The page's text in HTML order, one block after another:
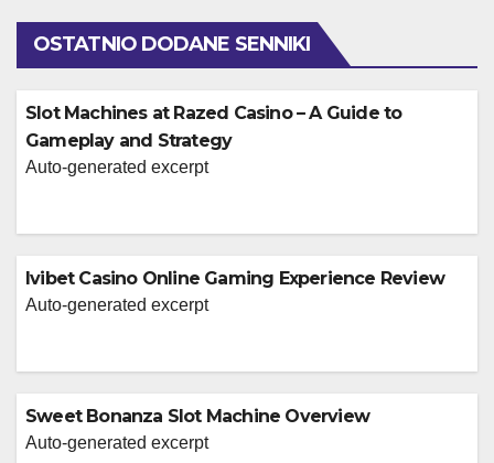
OSTATNIO DODANE SENNIKI
Slot Machines at Razed Casino – A Guide to
Gameplay and Strategy
Auto-generated excerpt
Ivibet Casino Online Gaming Experience Review
Auto-generated excerpt
Sweet Bonanza Slot Machine Overview
Auto-generated excerpt